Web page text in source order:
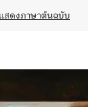
แสดงภาษาต้นฉบับ